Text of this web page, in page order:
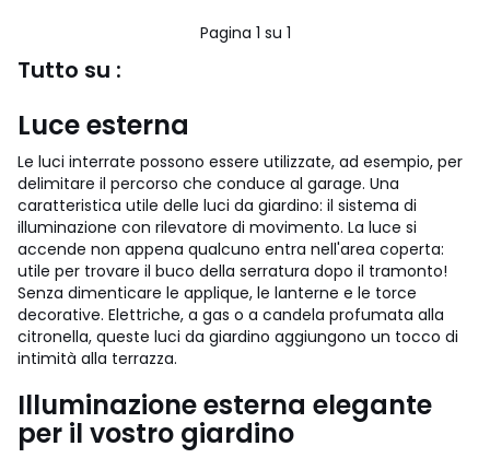
Pagina 1 su 1
Tutto su :
Luce esterna
Le luci interrate possono essere utilizzate, ad esempio, per
delimitare il percorso che conduce al garage. Una
caratteristica utile delle luci da giardino: il sistema di
illuminazione con rilevatore di movimento. La luce si
accende non appena qualcuno entra nell'area coperta:
utile per trovare il buco della serratura dopo il tramonto!
Senza dimenticare le applique, le lanterne e le torce
decorative. Elettriche, a gas o a candela profumata alla
citronella, queste luci da giardino aggiungono un tocco di
intimità alla terrazza.
Illuminazione esterna elegante
per il vostro giardino